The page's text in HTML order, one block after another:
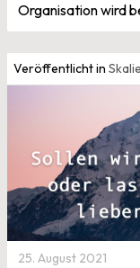
Organisation wird
Veröffentlicht in
25. August 2021